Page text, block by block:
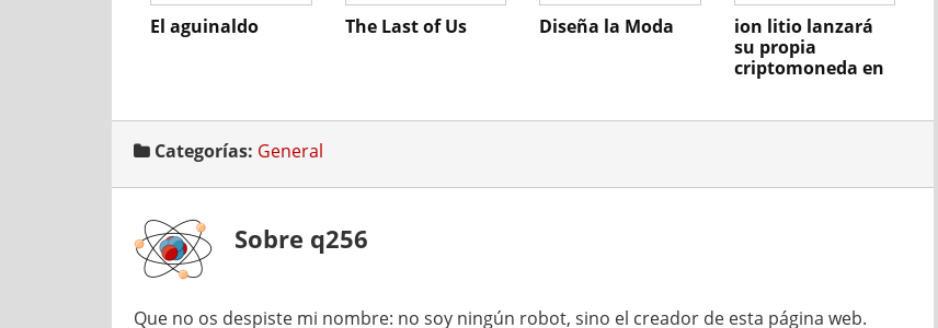
El aguinaldo The Last of Us Diseña la Moda
ion litio lanzará
su propia
criptomoneda en
Categorías: General
Sobre q256
Que no os despiste mi nombre: no soy ningún robot, sino el creador de esta página web.